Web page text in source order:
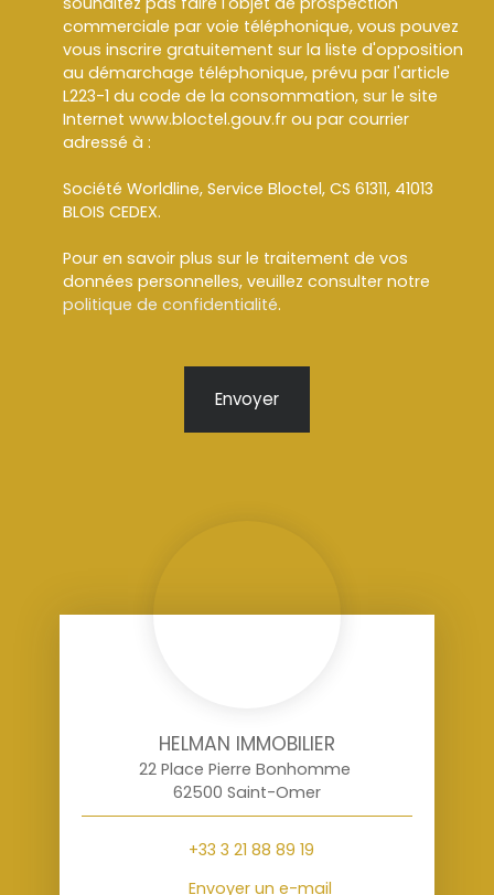
commerciale par voie téléphonique, vous pouvez
vous inscrire gratuitement sur la liste d'opposition
au démarchage téléphonique, prévu par l'article
L223-1 du code de la consommation, sur le site
Internet www.bloctel.gouv.fr ou par courrier
adressé à :
Société Worldline, Service Bloctel, CS 61311, 41013
BLOIS CEDEX.
Pour en savoir plus sur le traitement de vos
données personnelles, veuillez consulter notre
politique de confidentialité.
Envoyer
HELMAN IMMOBILIER
22 Place Pierre Bonhomme
62500 Saint-Omer
+33 3 21 88 89 19
Envoyer un e-mail